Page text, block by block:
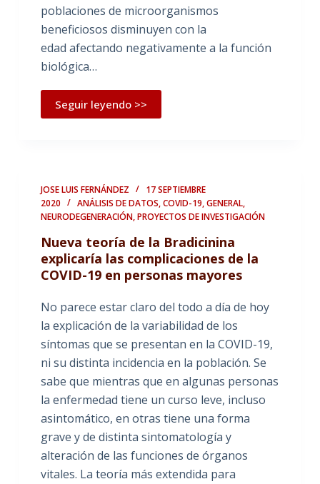
poblaciones de microorganismos
beneficiosos disminuyen con la
edad afectando negativamente a la función
biológica…
Seguir leyendo >>
JOSE LUIS FERNÁNDEZ
17 SEPTIEMBRE
2020
ANÁLISIS DE DATOS,COVID-19,GENERAL,
NEURODEGENERACIÓN,PROYECTOS DE INVESTIGACIÓN
Nueva teoría de la Bradicinina
explicaría las complicaciones de la
COVID-19 en personas mayores
No parece estar claro del todo a día de hoy
la explicación de la variabilidad de los
síntomas que se presentan en la COVID-19,
ni su distinta incidencia en la población. Se
sabe que mientras que en algunas personas
la enfermedad tiene un curso leve, incluso
asintomático, en otras tiene una forma
grave y de distinta sintomatología y
alteración de las funciones de órganos
vitales. La teoría más extendida para